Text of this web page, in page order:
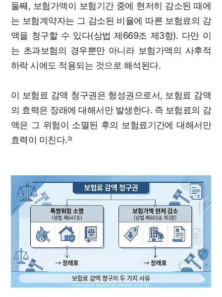
둘째, 보험가액이 보험기간 중에 현저히 감소된 때에
는 보험계약자는 그 감소된 비율에 따른 보험료의 감
액을 청구할 수 있다(상법 제669조 제3항). 다만 이
는 초과보험의 경우뿐만 아니라 보험가액의 사후적
하락 시에도 적용되는 것으로 해석된다.
이 보험료 감액 청구권은 형성권으로서, 보험료 감액
의 효력은 장래에 대해서만 발생한다. 즉 보험료의 감
액은 그 위험이 소멸된 후의 보험료기간에 대해서만
효력이 미친다.3)